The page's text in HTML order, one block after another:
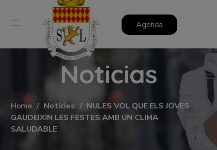
Agenda
Noticias
Home Notícies
NULES VOL QUE ELS JOVES
GAUDEIXIN LES FESTES AMB UN CLIMA
SALUDABLE